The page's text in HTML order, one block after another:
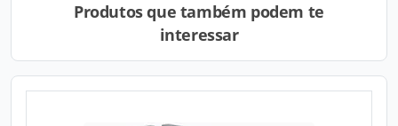
Produtos que também podem te
interessar